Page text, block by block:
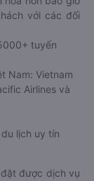
với các đối
tuyến
Nam: Vietnam
Airlines và
lịch uy tín
được dịch vụ